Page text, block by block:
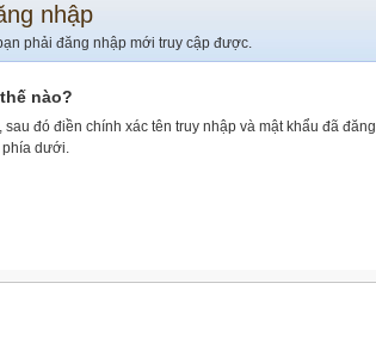
nhập
phải đăng nhập mới truy cập được.
nào?
đó điền chính xác tên truy nhập và mật khẩu đã đăng
phía dưới.